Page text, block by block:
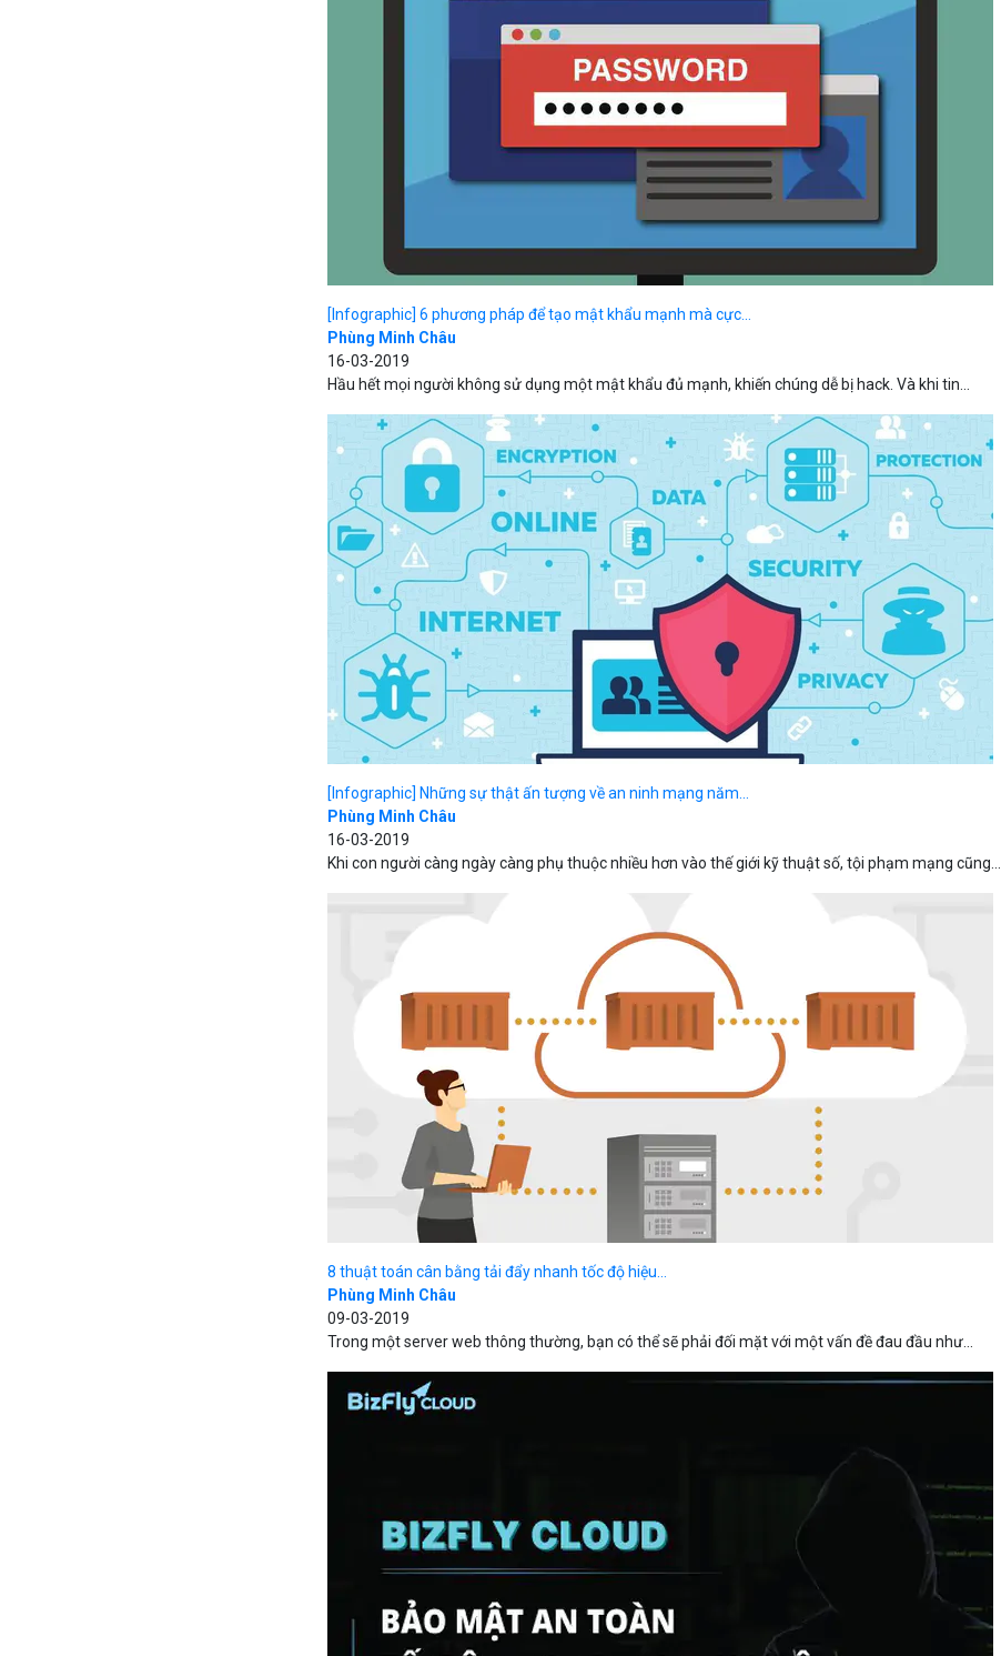
[Infographic] 6 phương pháp để tạo mật khẩu mạnh mà cực...
Phùng Minh Châu
16-03-2019
Hầu hết mọi người không sử dụng một mật khẩu đủ mạnh, khiến chúng dễ bị hack. Và khi tin...
[Infographic] Những sự thật ấn tượng về an ninh mạng năm...
Phùng Minh Châu
16-03-2019
Khi con người càng ngày càng phụ thuộc nhiều hơn vào thế giới kỹ thuật số, tội phạm mạng cũng...
8 thuật toán cân bằng tải đẩy nhanh tốc độ hiệu...
Phùng Minh Châu
09-03-2019
Trong một server web thông thường, bạn có thể sẽ phải đối mặt với một vấn đề đau đầu như...